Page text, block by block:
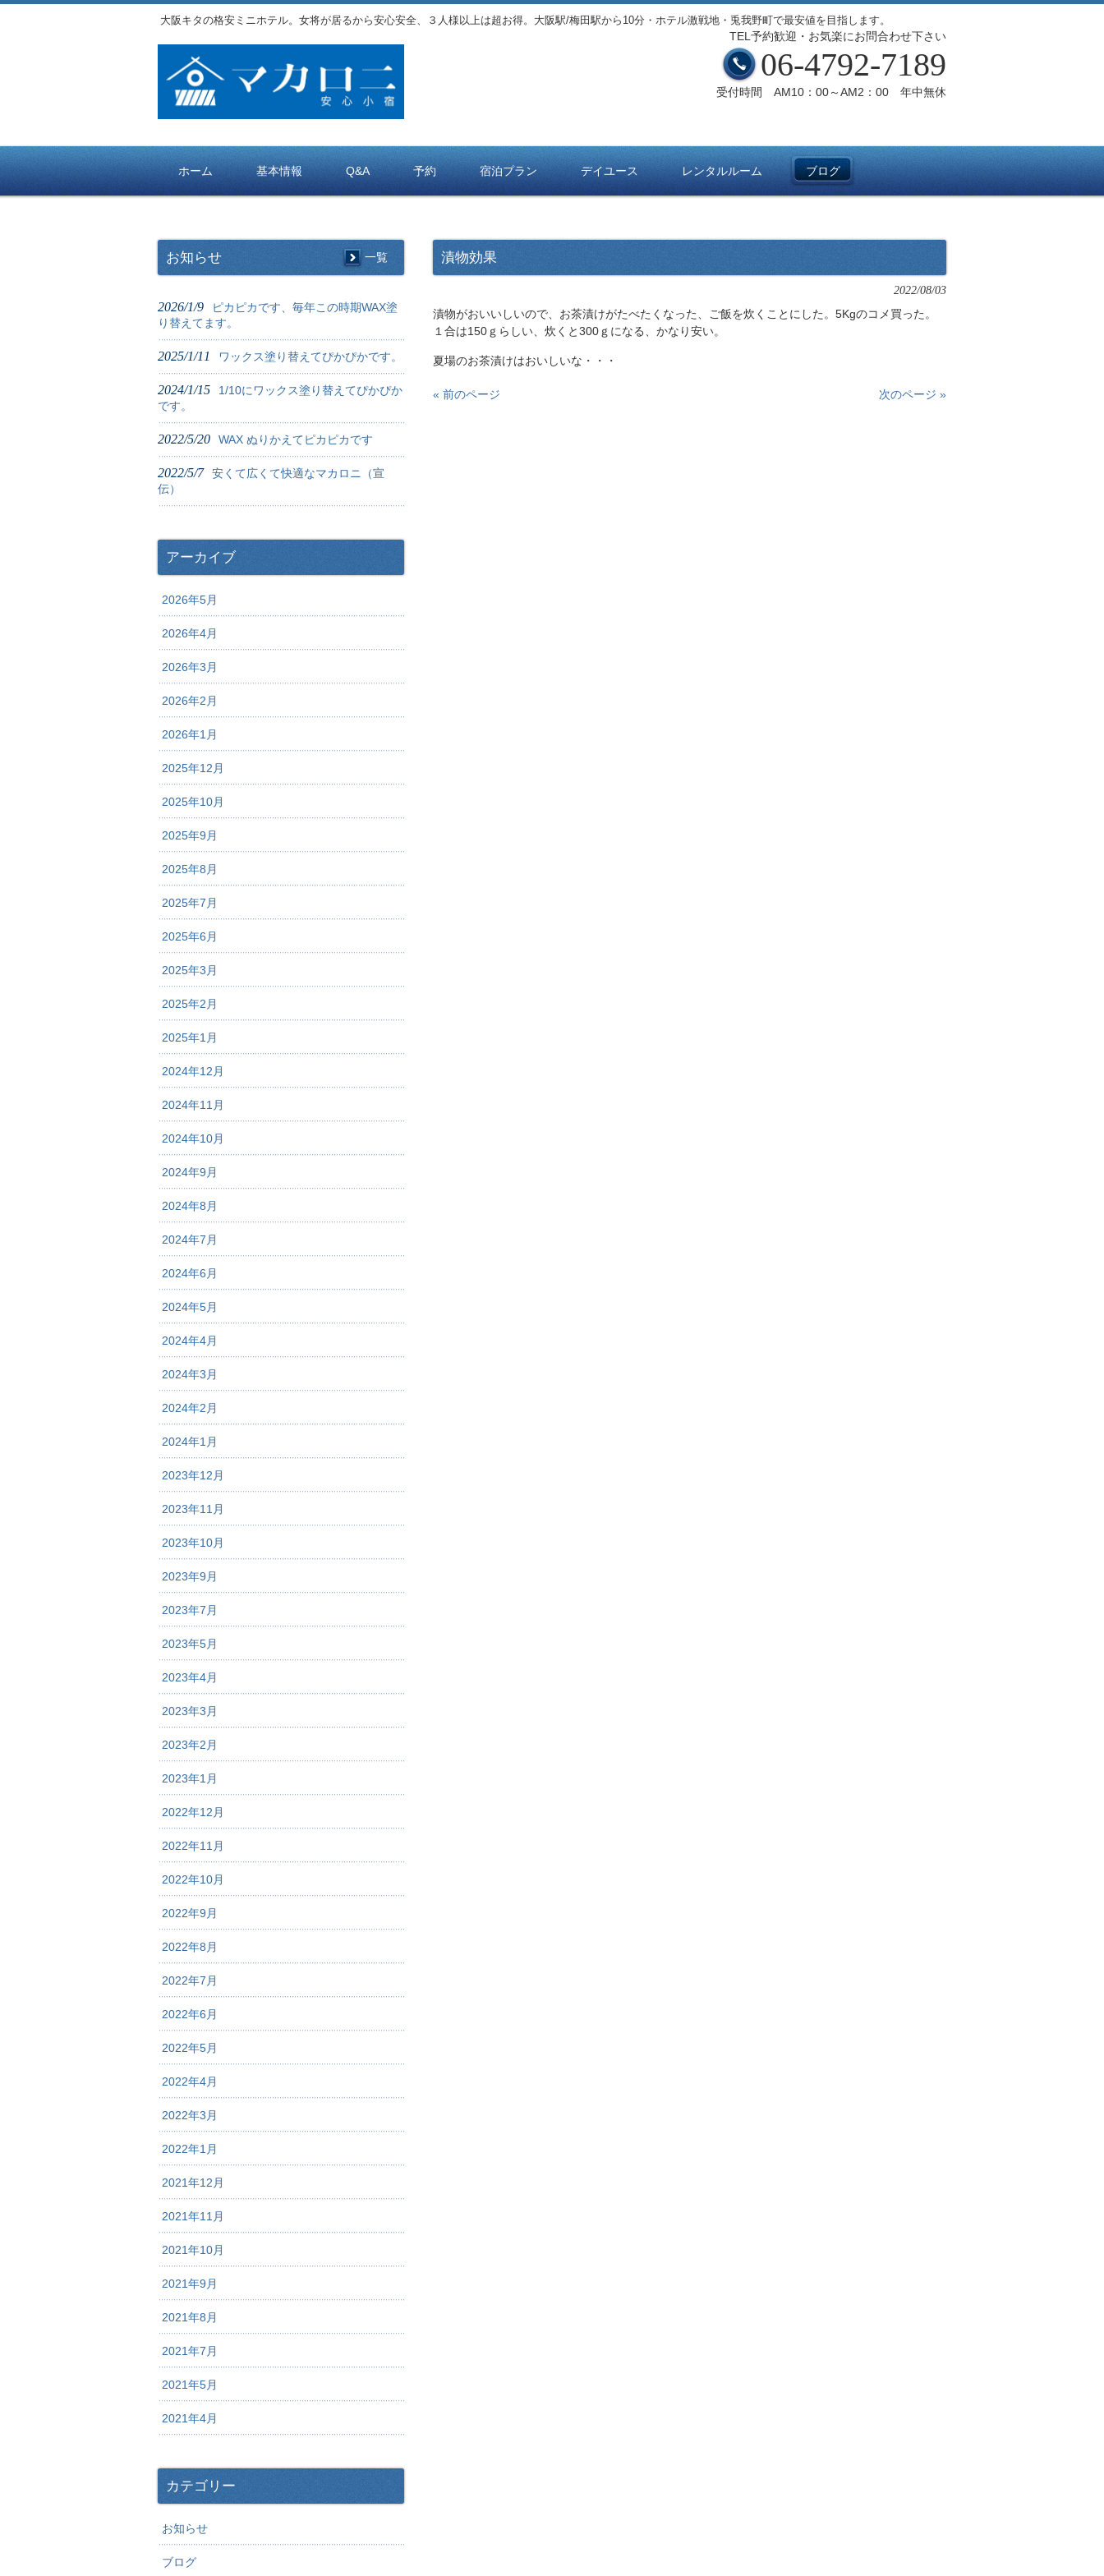
大阪キタの格安ミニホテル。女将が居るから安心安全、３人様以上は超お得。大阪駅/梅田駅から10分・ホテル激戦地・兎我野町で最安値を目指します。
TEL予約歓迎・お気楽にお問合わせ下さい
06-4792-7189
受付時間 AM10：00～AM2：00 年中無休
ホーム 基本情報 Q&A 予約 宿泊プラン デイユース レンタルルーム ブログ
漬物効果
2022/08/03
漬物がおいいしいので、お茶漬けがたべたくなった、ご飯を炊くことにした。5Kgのコメ買った。
１合は150ｇらしい、炊くと300ｇになる、かなり安い。
夏場のお茶漬けはおいしいな・・・
« 前のページ 次のページ »
お知らせ 一覧
2026/1/9
ピカピカです、毎年この時期WAX塗
り替えてます。
2025/1/11 ワックス塗り替えてぴかぴかです。
2024/1/15
1/10にワックス塗り替えてぴかぴか
です。
2022/5/20 WAX ぬりかえてピカピカです
2022/5/7
安くて広くて快適なマカロニ（宣
伝）
アーカイブ
2026年5月
2026年4月
2026年3月
2026年2月
2026年1月
2025年12月
2025年10月
2025年9月
2025年8月
2025年7月
2025年6月
2025年3月
2025年2月
2025年1月
2024年12月
2024年11月
2024年10月
2024年9月
2024年8月
2024年7月
2024年6月
2024年5月
2024年4月
2024年3月
2024年2月
2024年1月
2023年12月
2023年11月
2023年10月
2023年9月
2023年7月
2023年5月
2023年4月
2023年3月
2023年2月
2023年1月
2022年12月
2022年11月
2022年10月
2022年9月
2022年8月
2022年7月
2022年6月
2022年5月
2022年4月
2022年3月
2022年1月
2021年12月
2021年11月
2021年10月
2021年9月
2021年8月
2021年7月
2021年5月
2021年4月
カテゴリー
お知らせ
ブログ